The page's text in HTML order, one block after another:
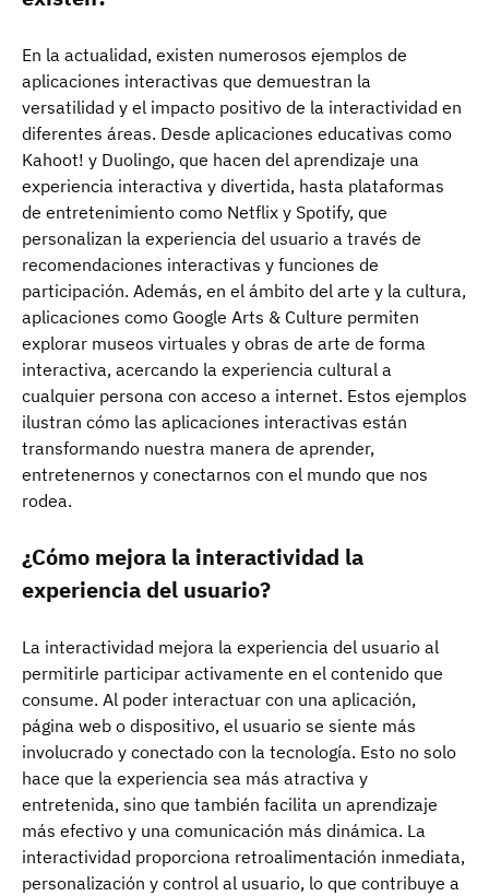
En la actualidad, existen numerosos ejemplos de
aplicaciones interactivas que demuestran la
versatilidad y el impacto positivo de la interactividad en
diferentes áreas. Desde aplicaciones educativas como
Kahoot! y Duolingo, que hacen del aprendizaje una
experiencia interactiva y divertida, hasta plataformas
de entretenimiento como Netflix y Spotify, que
personalizan la experiencia del usuario a través de
recomendaciones interactivas y funciones de
participación. Además, en el ámbito del arte y la cultura,
aplicaciones como Google Arts & Culture permiten
explorar museos virtuales y obras de arte de forma
interactiva, acercando la experiencia cultural a
cualquier persona con acceso a internet. Estos ejemplos
ilustran cómo las aplicaciones interactivas están
transformando nuestra manera de aprender,
entretenernos y conectarnos con el mundo que nos
rodea.
¿Cómo mejora la interactividad la
experiencia del usuario?
La interactividad mejora la experiencia del usuario al
permitirle participar activamente en el contenido que
consume. Al poder interactuar con una aplicación,
página web o dispositivo, el usuario se siente más
involucrado y conectado con la tecnología. Esto no solo
hace que la experiencia sea más atractiva y
entretenida, sino que también facilita un aprendizaje
más efectivo y una comunicación más dinámica. La
interactividad proporciona retroalimentación inmediata,
personalización y control al usuario, lo que contribuye a